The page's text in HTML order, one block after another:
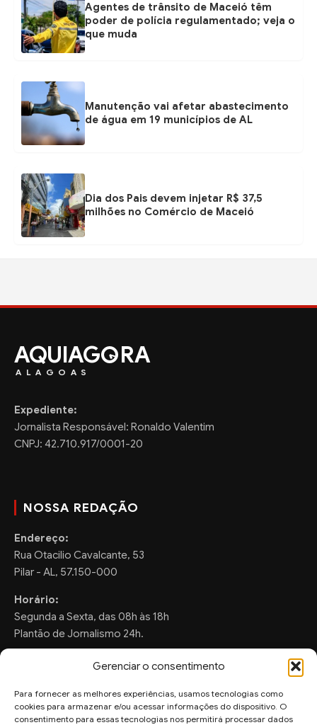
Gerenciar o consentimento
Para fornecer as melhores experiências, usamos tecnologias como
cookies para armazenar e/ou acessar informações do dispositivo. O
consentimento para essas tecnologias nos permitirá processar dados
Agentes de trânsito de Maceió têm
poder de polícia regulamentado; veja o
que muda
Manutenção vai afetar abastecimento
de água em 19 municípios de AL
Dia dos Pais devem injetar R$ 37,5
milhões no Comércio de Maceió
AQUIAG RA
ALAGOAS
Expediente:
Jornalista Responsável: Ronaldo Valentim
CNPJ: 42.710.917/0001-20
NOSSA REDAÇÃO
Endereço:
Rua Otacilio Cavalcante, 53
Pilar - AL, 57.150-000
Horário:
Segunda a Sexta, das 08h às 18h
Plantão de Jornalismo 24h.
FALE CONOSCO